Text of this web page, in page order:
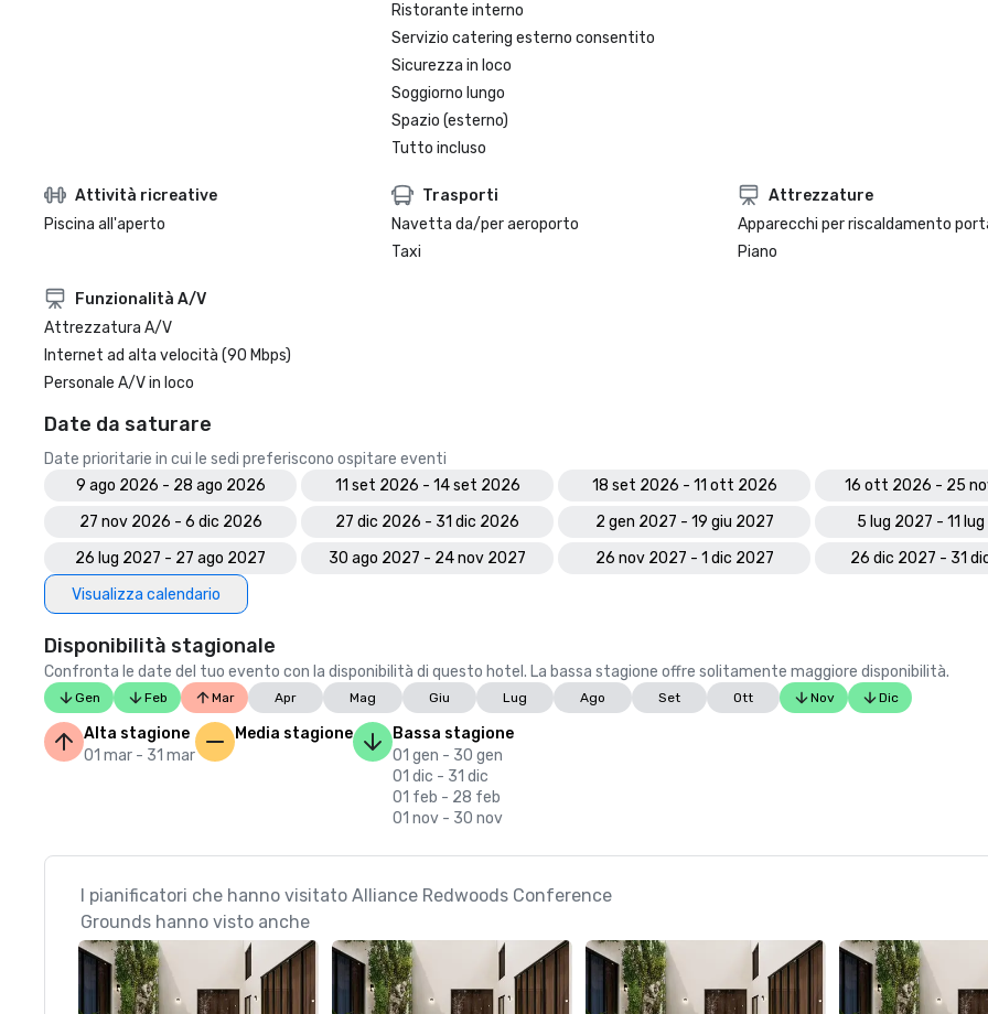
Ristorante interno
Servizio catering esterno consentito
Sicurezza in loco
Soggiorno lungo
Spazio (esterno)
Tutto incluso
Attività ricreative
Piscina all'aperto
Trasporti
Navetta da/per aeroporto
Taxi
Attrezzature
Apparecchi per riscaldamento
Piano
Funzionalità A/V
Attrezzatura A/V
Internet ad alta velocità (90 Mbps)
Personale A/V in loco
Date da saturare
Date prioritarie in cui le sedi preferiscono ospitare eventi
9 ago 2026 - 28 ago 2026
11 set 2026 - 14 set 2026 18 set 2026 - 11 ott 2026
16 ott 2026 - 25
27 nov 2026 - 6 dic 2026
27 dic 2026 - 31 dic 2026 2 gen 2027 - 19 giu 2027
5 lug 2027 - 11
26 lug 2027 - 27 ago 2027
30 ago 2027 - 24 nov 2027 26 nov 2027 - 1 dic 2027
26 dic 2027 - 31
Visualizza calendario
Disponibilità stagionale
Confronta le date del tuo evento con la disponibilità di questo hotel. La bassa stagione offre solitamente maggiore disponibilità.
Gen Feb Mar Apr Mag Giu Lug Ago Set Ott Nov Dic
Alta stagione
01 mar - 31 mar
Media stagione
Bassa stagione
01 gen - 30 gen
01 dic - 31 dic
01 feb - 28 feb
01 nov - 30 nov
I pianificatori che hanno visitato Alliance Redwoods Conference
Grounds hanno visto anche